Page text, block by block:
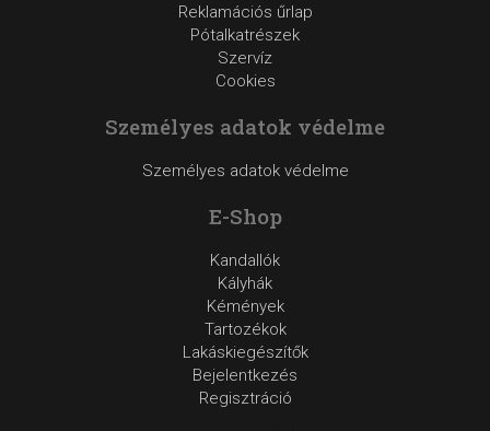
Reklamációs űrlap
Pótalkatrészek
Szervíz
Cookies
Személyes adatok védelme
Személyes adatok védelme
E-Shop
Kandallók
Kályhák
Kémények
Tartozékok
Lakáskiegészítők
Bejelentkezés
Regisztráció